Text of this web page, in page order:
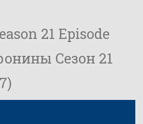
21 Episode
Сезон 21